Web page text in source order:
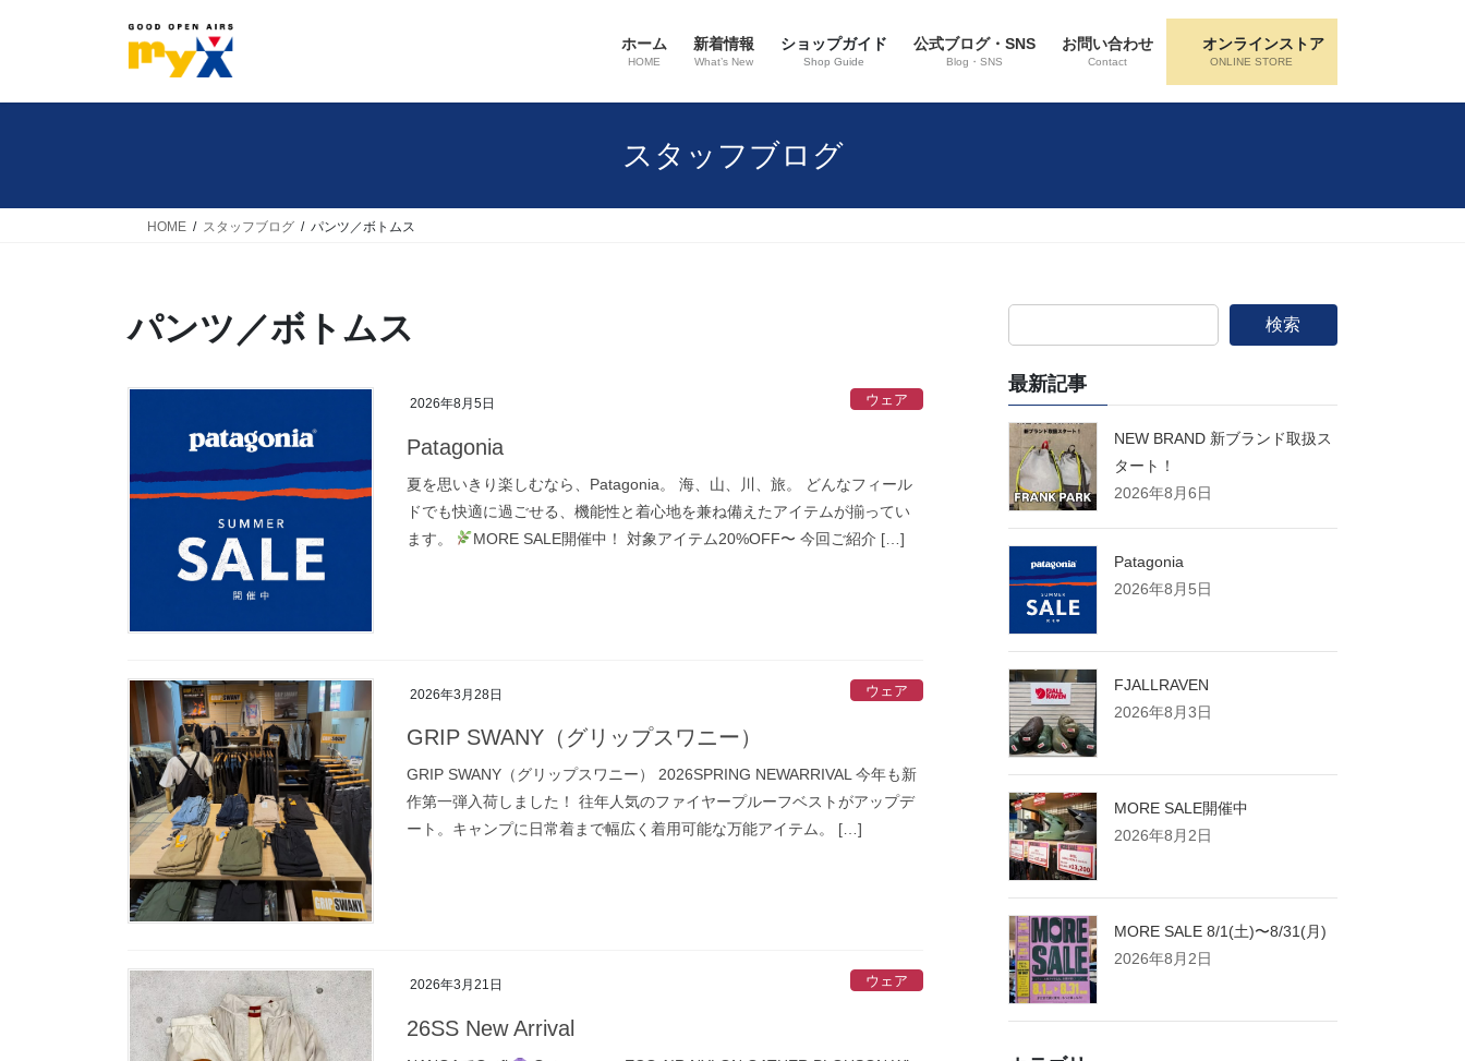
ン
ー
ホーム
HOME
新着情報
What’s New
ショップガイド
Shop Guide
公式ブログ・SNS
Blog・SNS
お問い合わせ
Contact
オンラインストア
ONLINE STORE
スタッフブログ
HOME スタッフブログ パンツ／ボトムス
パンツ／ボトムス
2026年8月5日 ウェア
Patagonia
夏を思いきり楽しむなら、Patagonia。 海、山、川、旅。 どんなフィール
ドでも快適に過ごせる、機能性と着心地を兼ね備えたアイテムが揃ってい
ます。
MORE SALE開催中！ 対象アイテム20%OFF〜 今回ご紹介 […]
2026年3月28日 ウェア
GRIP SWANY（グリップスワニー）
GRIP SWANY（グリップスワニー） 2026SPRING NEWARRIVAL 今年も新
作第一弾入荷しました！ 往年人気のファイヤープルーフベストがアップデ
ート。キャンプに日常着まで幅広く着用可能な万能アイテム。 […]
2026年3月21日 ウェア
26SS New Arrival
検索
最新記事
NEW BRAND 新ブランド取扱ス
タート！
2026年8月6日
Patagonia
2026年8月5日
FJALLRAVEN
2026年8月3日
MORE SALE開催中
2026年8月2日
MORE SALE 8/1(土)〜8/31(月)
2026年8月2日